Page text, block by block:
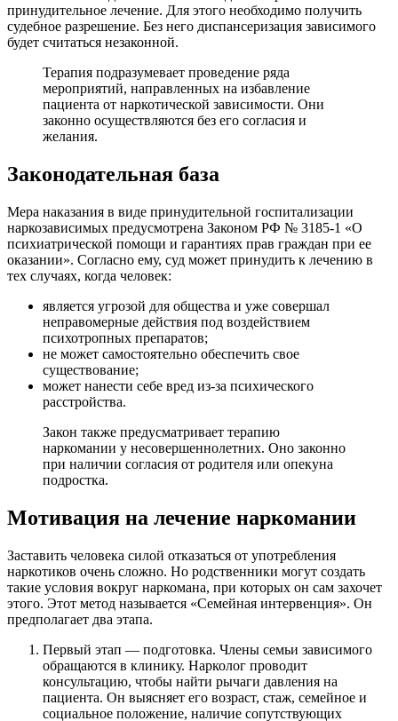
принудительное лечение. Для этого необходимо получить
судебное разрешение. Без него диспансеризация зависимого
будет считаться незаконной.
Терапия подразумевает проведение ряда
мероприятий, направленных на избавление
пациента от наркотической зависимости. Они
законно осуществляются без его согласия и
желания.
Законодательная база
Мера наказания в виде принудительной госпитализации
наркозависимых предусмотрена Законом РФ № 3185-1 «О
психиатрической помощи и гарантиях прав граждан при ее
оказании». Согласно ему, суд может принудить к лечению в
тех случаях, когда человек:
является угрозой для общества и уже совершал
неправомерные действия под воздействием
психотропных препаратов;
не может самостоятельно обеспечить свое
существование;
может нанести себе вред из-за психического
расстройства.
Закон также предусматривает терапию
наркомании у несовершеннолетних. Оно законно
при наличии согласия от родителя или опекуна
подростка.
Мотивация на лечение наркомании
Заставить человека силой отказаться от употребления
наркотиков очень сложно. Но родственники могут создать
такие условия вокруг наркомана, при которых он сам захочет
этого. Этот метод называется «Семейная интервенция». Он
предполагает два этапа.
Первый этап — подготовка. Члены семьи зависимого
обращаются в клинику. Нарколог проводит
консультацию, чтобы найти рычаги давления на
пациента. Он выясняет его возраст, стаж, семейное и
социальное положение, наличие сопутствующих